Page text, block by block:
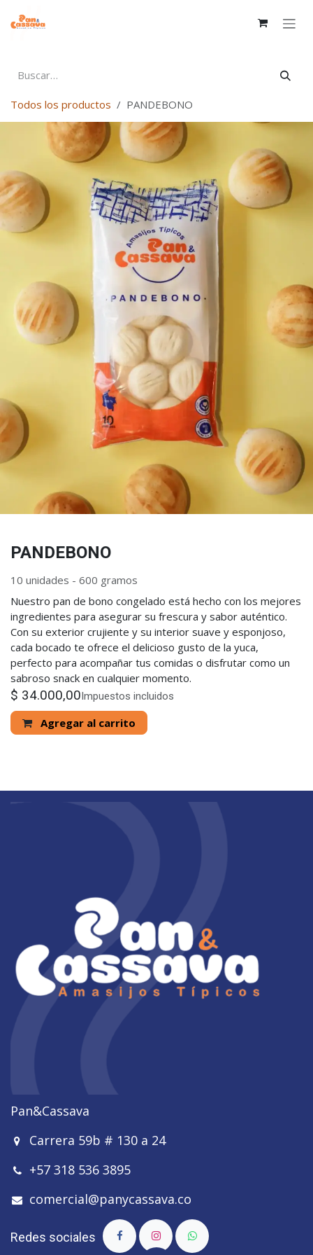
Todos los productos PANDEBONO
PANDEBONO
10 unidades - 600 gramos
Nuestro pan de bono congelado está hecho con los mejores
ingredientes para asegurar su frescura y sabor auténtico.
Con su exterior crujiente y su interior suave y esponjoso,
cada bocado te ofrece el delicioso gusto de la yuca,
perfecto para acompañar tus comidas o disfrutar como un
sabroso snack en cualquier momento.
$ 34.000,00Impuestos incluidos
Agregar al carrito
Pan&Cassava
Carrera 59b # 130 a 24
+57 318 536 3895
comercial@panycassava.co
Redes sociales